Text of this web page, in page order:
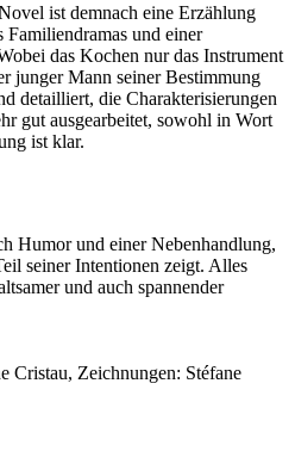
ist demnach eine Erzählung
und einer
das Kochen nur das Instrument
junger Mann seiner Bestimmung
detailliert, die Charakterisierungen
gut ausgearbeitet, sowohl in Wort
ist klar.
Humor und einer Nebenhandlung,
seiner Intentionen zeigt. Alles
und auch spannender
Zeichnungen: Stéfane